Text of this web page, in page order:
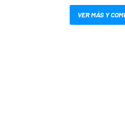
VER MÁS Y